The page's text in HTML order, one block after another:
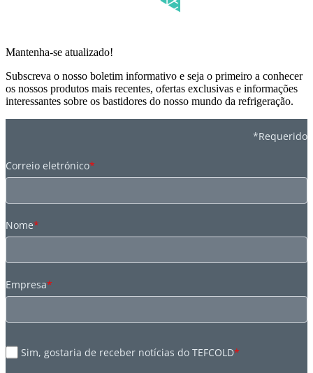
Mantenha-se atualizado!
Subscreva o nosso boletim informativo e seja o primeiro a conhecer
os nossos produtos mais recentes, ofertas exclusivas e informações
interessantes sobre os bastidores do nosso mundo da refrigeração.
*Requerido
Correio eletrónico*
Nome*
Empresa*
Sim, gostaria de receber notícias do TEFCOLD*